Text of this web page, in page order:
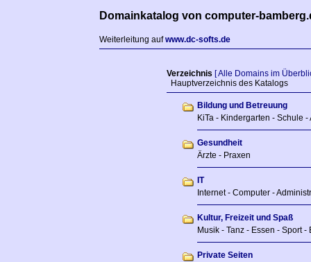
Domainkatalog von computer-
Weiterleitung aufwww.dc-softs.de
Verzeichnis [ Alle Domains im
Hauptverzeichnis des Katalogs
Bildung und Betreuung
KiTa - Kindergarten - Schule
Gesundheit
Ärzte - Praxen
IT
Internet - Computer -
Kultur, Freizeit und Spaß
Musik - Tanz - Essen - Sport
Private Seiten